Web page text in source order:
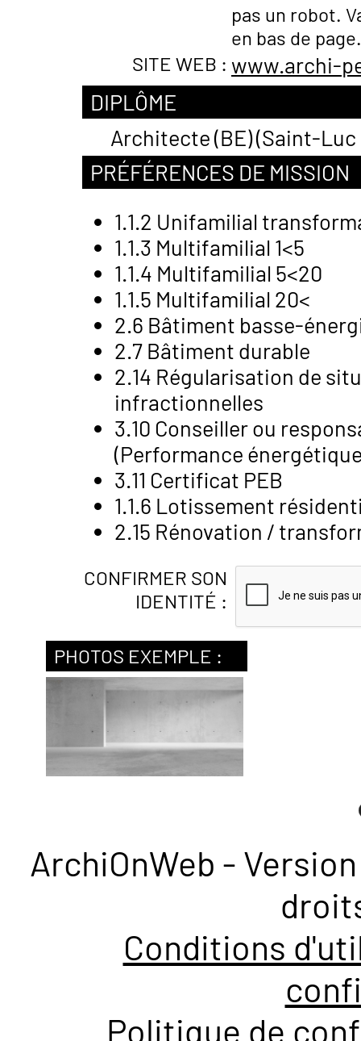
pas un robot.
en bas de page.
SITE WEB : www.archi-
DIPLÔME
Architecte (BE) (Saint-Luc
PRÉFÉRENCES DE MISSION
1.1.2 Unifamilial
1.1.3 Multifamilial 1<5
1.1.4 Multifamilial 5<20
1.1.5 Multifamilial 20<
2.6 Bâtiment basse-
2.7 Bâtiment durable
2.14 Régularisation de
infractionnelles
3.10 Conseiller ou
(Performance
3.11 Certificat PEB
1.1.6 Lotissement
2.15 Rénovation /
CONFIRMER SON
IDENTITÉ :
PHOTOS EXEMPLE :
ArchiOnWeb -
Conditions
Politique de